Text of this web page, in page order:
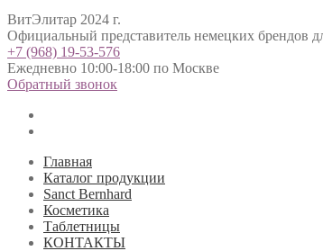
ВитЭлитар 2024 г.
Официальный представитель немецких брендов
+7 (968) 19-53-576
Ежедневно 10:00-18:00 по Москве
Обратный звонок
Главная
Каталог продукции
Sanct Bernhard
Косметика
Таблетницы
КОНТАКТЫ